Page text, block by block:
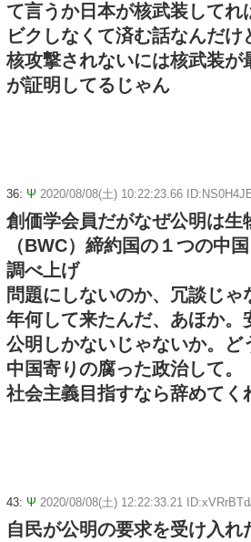
て言うか日本が核武装してれ
ビクしなくて済む話なんだけ
核攻撃されないには核武装が
が証明してるじゃん
36: Ψ 2020/08/08(土) 10:22:23.66
創価学会員だがなぜ公明は生
（BWC）締約国の１つの中
調べ上げ
問題にしないのか、冗談じゃ
年何して来たんだ、あほか。
公明しかないじゃないか。ど
中国寄りの腐った政治して。
社会主義目指すなら辞めてく
43: Ψ 2020/08/08(土) 12:22:33.21
自民が公明の要求を受け入れ